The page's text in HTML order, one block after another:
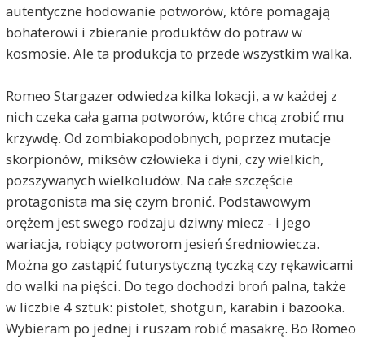
autentyczne hodowanie potworów, które pomagają
bohaterowi i zbieranie produktów do potraw w
kosmosie. Ale ta produkcja to przede wszystkim walka.
Romeo Stargazer odwiedza kilka lokacji, a w każdej z
nich czeka cała gama potworów, które chcą zrobić mu
krzywdę. Od zombiakopodobnych, poprzez mutacje
skorpionów, miksów człowieka i dyni, czy wielkich,
pozszywanych wielkoludów. Na całe szczęście
protagonista ma się czym bronić. Podstawowym
orężem jest swego rodzaju dziwny miecz - i jego
wariacja, robiący potworom jesień średniowiecza.
Można go zastąpić futurystyczną tyczką czy rękawicami
do walki na pięści. Do tego dochodzi broń palna, także
w liczbie 4 sztuk: pistolet, shotgun, karabin i bazooka.
Wybieram po jednej i ruszam robić masakrę. Bo Romeo